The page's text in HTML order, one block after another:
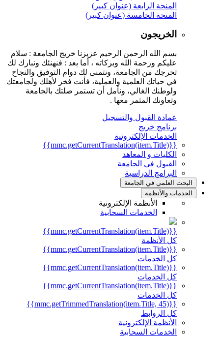
المنحة الرابعة (عنوان كبير)
المنحة الخامسة (عنوان كبير)
الخريجون
بسم الله الرحمن الرحيم عزيزنا خريج الجامعة : سلام
عليكم ورحمة الله وبركاته ، أما بعد : فنهنئك ونبارك لك
تخرجك من الجامعة، ونتمنى لك دوام التوفيق والنجاح
في حياتك العلمية والعملية، فأنت فخر لأهلك ولجامعتك
ولوطنك الغالي، ونأمل أن تستمر صلتك بالجامعة
وتعاونك المثمر معها .
عمادة القبول والتسجيل
برنامج خريج
الخدمات الإلكترونية
{{mmc.getCurrentTranslation(item.Title)}}
الكليات و المعاهد
القبول في الجامعة
البرامج الدراسية
البحث العلمي في الجامعة
الخدمات والأنظمة
الأنظمة الإلكترونية
الخدمات السحابية
{{mmc.getCurrentTranslation(item.Title)}}
كل الأنظمة
{{mmc.getCurrentTranslation(item.Title)}}
كل الخدمات
{{mmc.getCurrentTranslation(item.Title)}}
كل الخدمات
{{mmc.getCurrentTranslation(item.Title)}}
كل الخدمات
{{mmc.getTrimmedTranslation(item.Title, 45)}}
كل الروابط
الأنظمة الإلكترونية
الخدمات السحابية